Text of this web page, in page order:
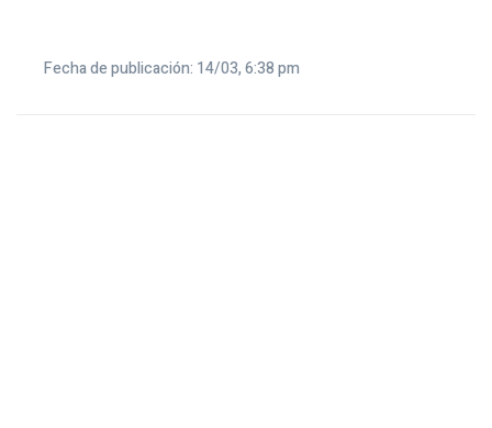
Fecha de publicación: 14/03, 6:38 pm